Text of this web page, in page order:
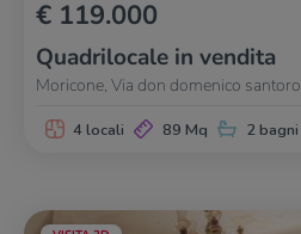
€ 119.000
Quadrilocale in vendita
Moricone, Via don domenico santoro
4 locali 89 Mq 2 bagni